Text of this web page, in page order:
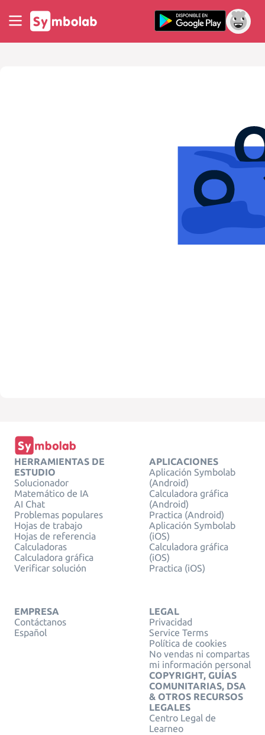
HERRAMIENTAS DE
ESTUDIO
Solucionador
Matemático de IA
AI Chat
Problemas populares
Hojas de trabajo
Hojas de referencia
Calculadoras
Calculadora gráfica
Verificar solución
APLICACIONES
Aplicación Symbolab
(Android)
Calculadora gráfica
(Android)
Practica (Android)
Aplicación Symbolab
(iOS)
Calculadora gráfica
(iOS)
Practica (iOS)
EMPRESA
Contáctanos
Español
LEGAL
Privacidad
Service Terms
Política de cookies
No vendas ni compartas
mi información personal
COPYRIGHT, GUÍAS
COMUNITARIAS, DSA
& OTROS RECURSOS
LEGALES
Centro Legal de
Learneo